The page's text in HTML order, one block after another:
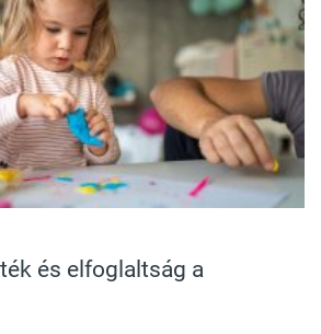
és elfoglaltság a